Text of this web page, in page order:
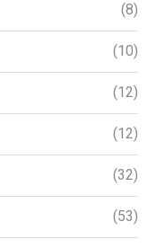
(8)
(10)
(12)
(12)
(32)
(53)